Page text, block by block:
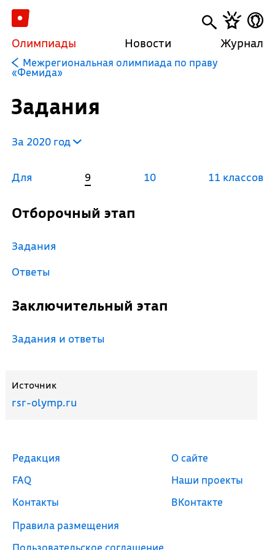
Олимпиады Новости Журнал
Межрегиональная олимпиада по праву
«Фемида»
Задания
За 2020 год
Для 9 10 11 классов
Отборочный этап
Задания
Ответы
Заключительный этап
Задания и ответы
Источник
rsr-olymp.ru
Редакция
FAQ
Контакты
Правила размещения
Пользовательское соглашение
О сайте
Наши проекты
ВКонтакте